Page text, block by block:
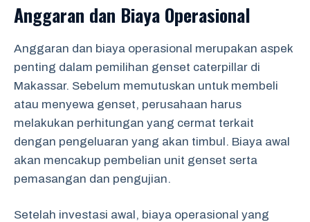
Anggaran dan Biaya Operasional
Anggaran dan biaya operasional merupakan aspek
penting dalam pemilihan genset caterpillar di
Makassar. Sebelum memutuskan untuk membeli
atau menyewa genset, perusahaan harus
melakukan perhitungan yang cermat terkait
dengan pengeluaran yang akan timbul. Biaya awal
akan mencakup pembelian unit genset serta
pemasangan dan pengujian.
Setelah investasi awal, biaya operasional yang